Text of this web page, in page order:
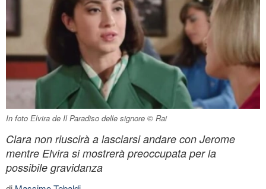
In foto Elvira de Il Paradiso delle signore © Rai
Clara non riuscirà a lasciarsi andare con Jerome
mentre Elvira si mostrerà preoccupata per la
possibile gravidanza